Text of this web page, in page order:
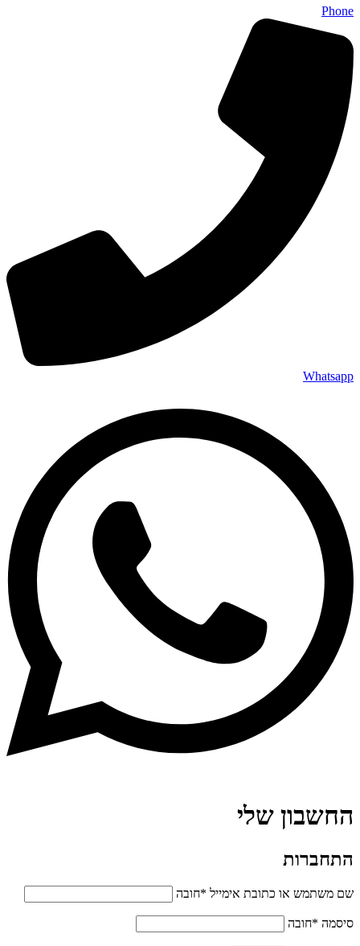
Phone
Whatsapp
החשבון שלי
התחברות
שם משתמש או כתובת אימייל *חובה
סיסמה *חובה